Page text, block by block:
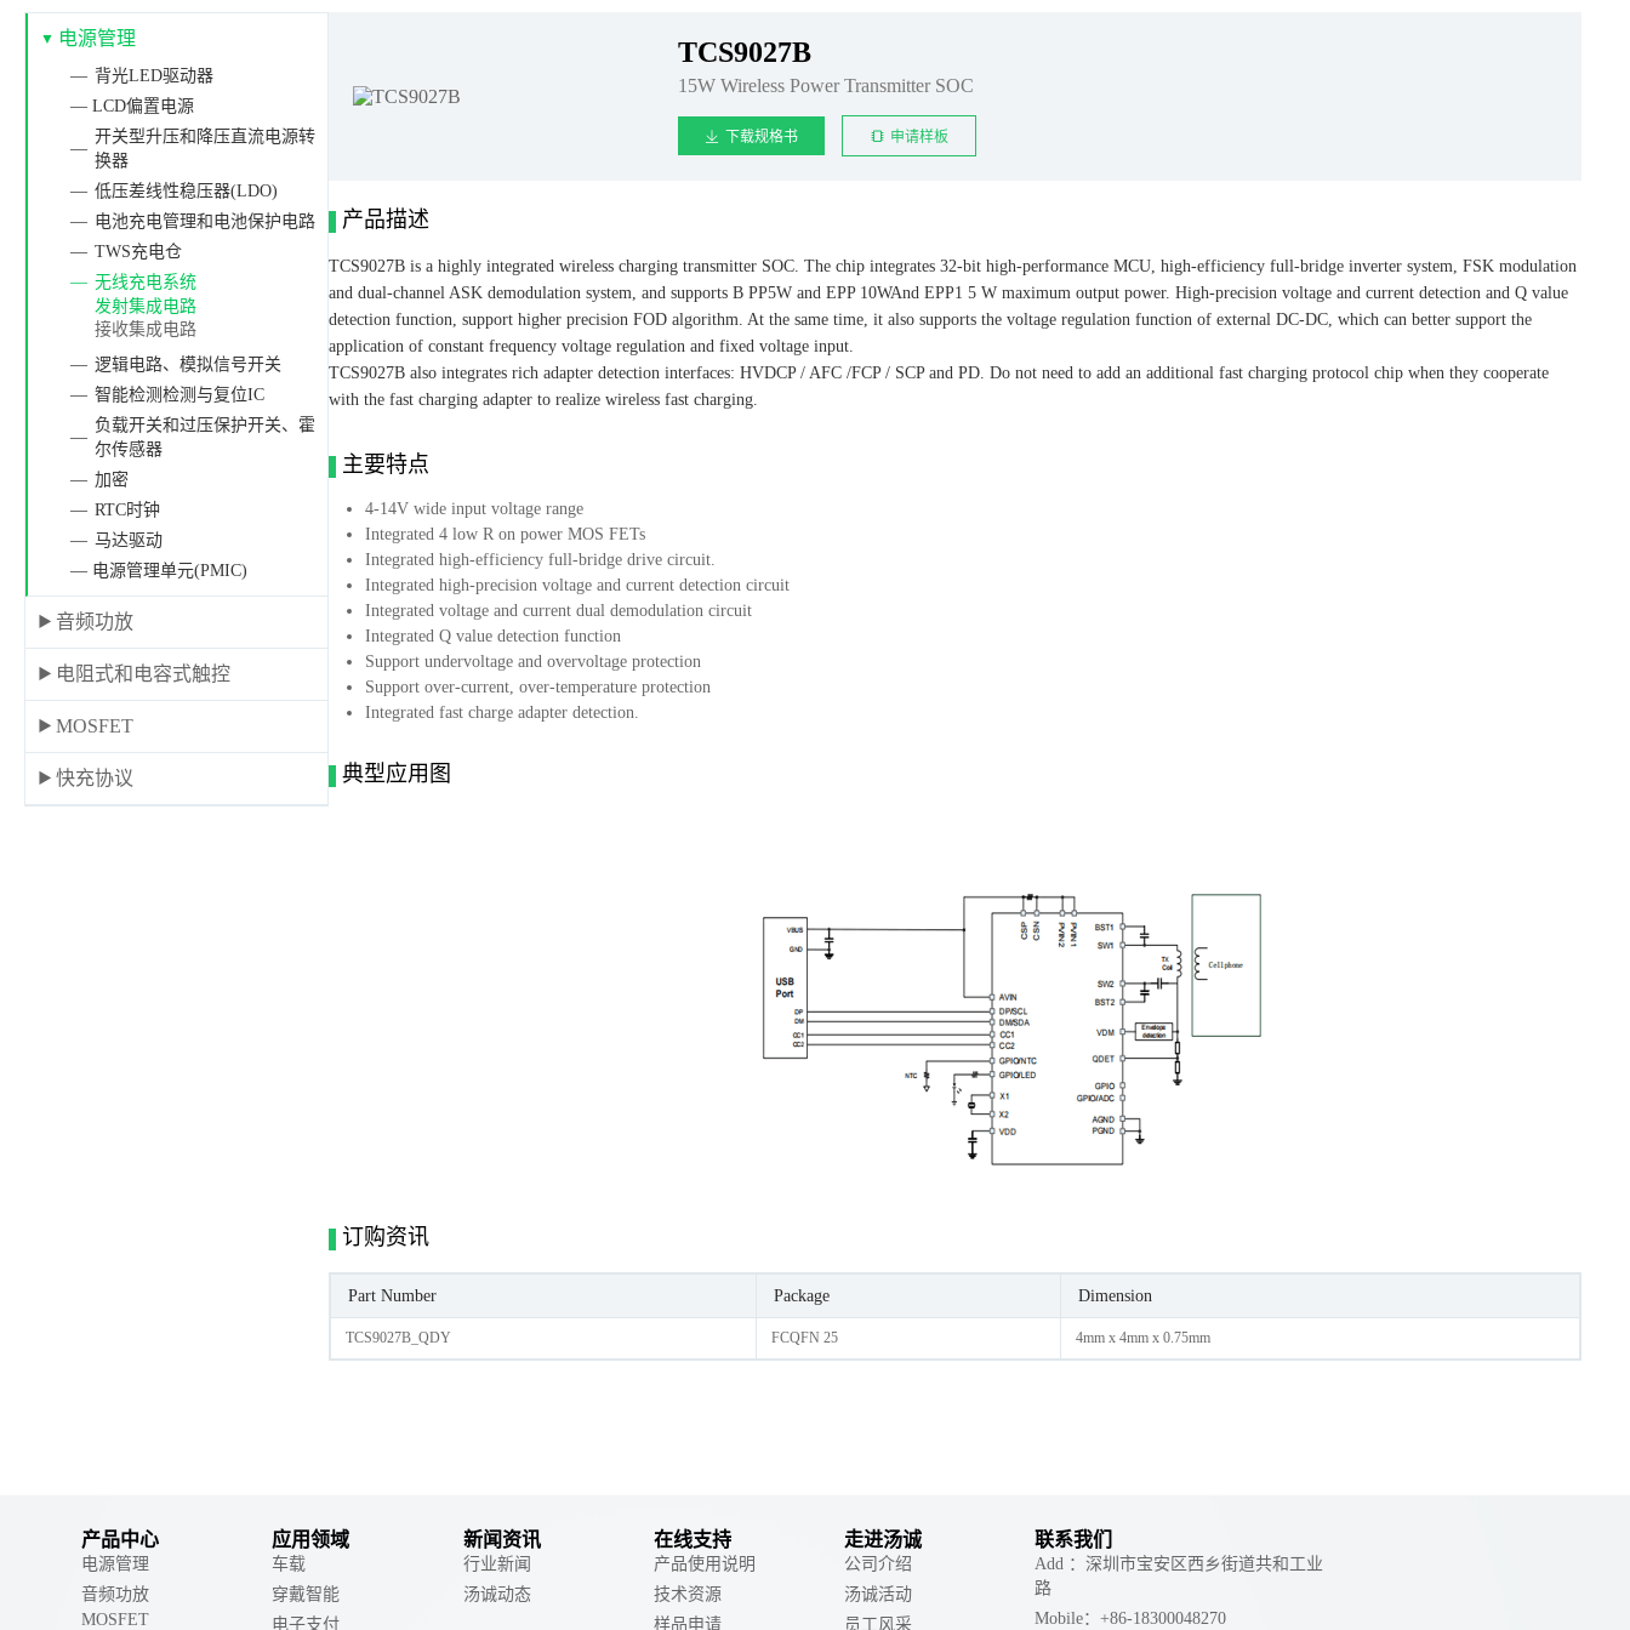
电源管理
背光LED驱动器
— LCD偏置电源
开关型升压和降压直流电源转
换器
低压差线性稳压器(LDO)
电池充电管理和电池保护电路
TWS充电仓
无线充电系统
发射集成电路
接收集成电路
逻辑电路、模拟信号开关
智能检测检测与复位IC
负载开关和过压保护开关、霍
尔传感器
加密
RTC时钟
马达驱动
— 电源管理单元(PMIC)
音频功放
电阻式和电容式触控
MOSFET
快充协议
TCS9027B
15W Wireless Power Transmitter SOC
下载规格书 申请样板
产品描述
TCS9027B is a highly integrated wireless charging transmitter SOC. The chip integrates 32-bit high-performance MCU, high-efficiency full-bridge inverter system, FSK modulation
and dual-channel ASK demodulation system, and supports B PP5W and EPP 10WAnd EPP1 5 W maximum output power. High-precision voltage and current detection and Q value
detection function, support higher precision FOD algorithm. At the same time, it also supports the voltage regulation function of external DC-DC, which can better support the
application of constant frequency voltage regulation and fixed voltage input.
TCS9027B also integrates rich adapter detection interfaces: HVDCP / AFC /FCP / SCP and PD. Do not need to add an additional fast charging protocol chip when they cooperate
with the fast charging adapter to realize wireless fast charging.
主要特点
4-14V wide input voltage range
Integrated 4 low R on power MOS FETs
Integrated high-efficiency full-bridge drive circuit.
Integrated high-precision voltage and current detection circuit
Integrated voltage and current dual demodulation circuit
Integrated Q value detection function
Support undervoltage and overvoltage protection
Support over-current, over-temperature protection
Integrated fast charge adapter detection.
典型应用图
订购资讯
Part Number Package Dimension
TCS9027B_QDY FCQFN 25 4mm x 4mm x 0.75mm
产品中心
电源管理
音频功放
MOSFET
应用领域
车载
穿戴智能
电子支付
新闻资讯
行业新闻
汤诚动态
在线支持
产品使用说明
技术资源
样品申请
走进汤诚
公司介绍
汤诚活动
员工风采
联系我们
Add ：深圳市宝安区西乡街道共和工业
路
Mobile：+86-18300048270